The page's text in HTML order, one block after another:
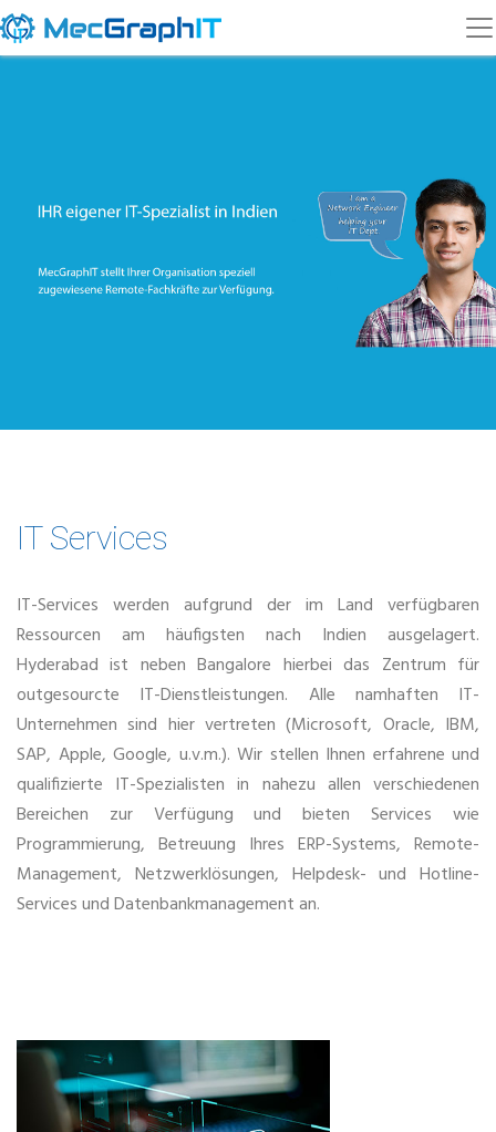
IT Services
IT-Services werden aufgrund der im Land verfügbaren
Ressourcen am häufigsten nach Indien ausgelagert.
Hyderabad ist neben Bangalore hierbei das Zentrum für
outgesourcte IT-Dienstleistungen. Alle namhaften IT-
Unternehmen sind hier vertreten (Microsoft, Oracle, IBM,
SAP, Apple, Google, u.v.m.). Wir stellen Ihnen erfahrene und
qualifizierte IT-Spezialisten in nahezu allen verschiedenen
Bereichen zur Verfügung und bieten Services wie
Programmierung, Betreuung Ihres ERP-Systems, Remote-
Management, Netzwerklösungen, Helpdesk- und Hotline-
Services und Datenbankmanagement an.